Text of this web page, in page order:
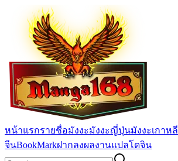
หน้าแรกรายชื่อมังงะมังงะญี่ปุ่นมังงะเกาหลี
จีนBookMarkฝากลงผลงานแปลโดจิน